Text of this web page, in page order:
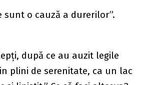
sunt o cauză a durerilor”.
după ce au auzit legile
plini de serenitate, ca un lac